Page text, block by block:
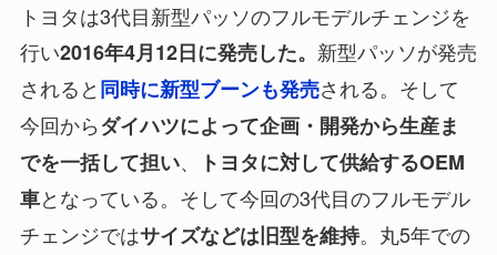
トヨタは3代目新型パッソのフルモデルチェンジを
行い2016年4月12日に発売した。 新型パッソが発売
されると同時に新型ブーンも発売される。そして
今回からダイハツによって企画・開発から生産ま
でを一括して担い、
トヨタに対して供給するOEM
車となっている。そして今回の3代目のフルモデル
チェンジではサイズなどは旧型を維持。丸5年での